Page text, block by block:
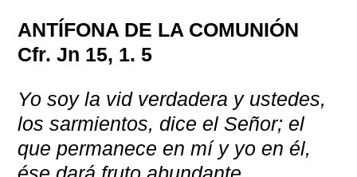
ANTÍFONA DE LA COMUNIÓN
Cfr. Jn 15, 1. 5
Yo soy la vid verdadera y ustedes,
los sarmientos, dice el Señor; el
que permanece en mí y yo en él,